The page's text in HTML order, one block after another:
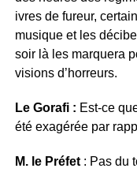
ivres de fureur,
musique et les
soir là les marquera
visions d’horreurs.
Le Gorafi : Est-ce
été exagérée par
M. le Préfet : Pas du